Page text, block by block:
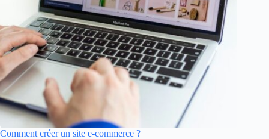
Comment créer un site e-commerce ?